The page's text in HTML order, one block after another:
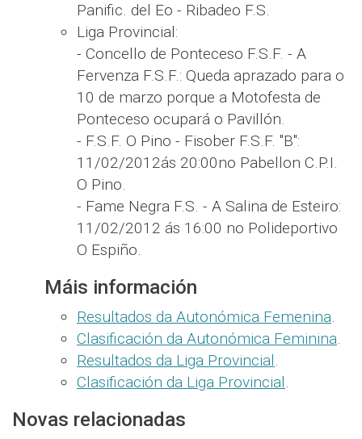
Panific. del Eo - Ribadeo F.S.
Liga Provincial:
- Concello de Ponteceso F.S.F. - A
Fervenza F.S.F.: Queda aprazado para o
10 de marzo porque a Motofesta de
Ponteceso ocupará o Pavillón.
- F.S.F. O Pino - Fisober F.S.F. "B":
11/02/2012ás 20:00no Pabellon C.P.I.
O Pino.
- Fame Negra F.S. - A Salina de Esteiro:
11/02/2012 ás 16:00 no Polideportivo
O Espiño.
Máis información
Resultados da Autonómica Femenina.
Clasificación da Autonómica Feminina.
Resultados da Liga Provincial.
Clasificación da Liga Provincial.
Novas relacionadas